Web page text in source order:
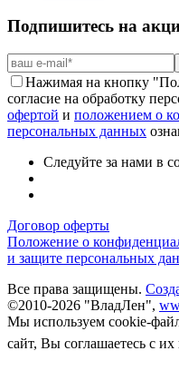
Подпишитесь на
Нажимая на кнопку
согласие на обработку
офертой и положением о
персональных данных
Следуйте за нами в
Договор оферты
Положение о
и защите персональных
Все права защищены.
©2010-2026 "ВладЛен",
Мы используем cookie-
сайт, Вы соглашаетесь с